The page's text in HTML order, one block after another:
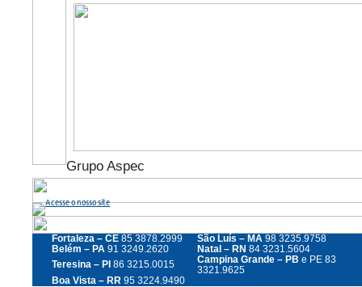
Grupo Aspec
Fortaleza – CE 85 3878.2999 São Luís – MA 98 3235.9758
Belém – PA 91 3249.2620 Natal – RN 84 3231.5604
Teresina – PI 86 3215.0015 Campina Grande – PB e PE 83
3321.9625
Boa Vista – RR 95 3224.9490